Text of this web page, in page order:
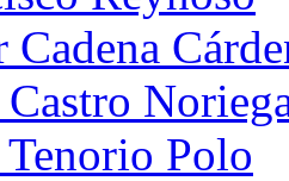
Cadena
Tenorio Polo